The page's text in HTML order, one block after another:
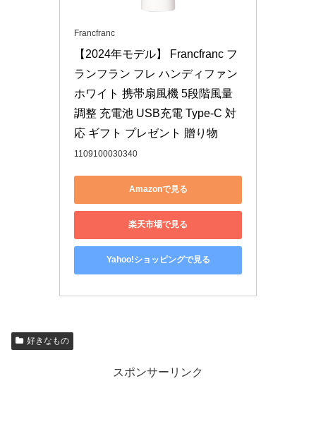
Francfranc
【2024年モデル】 Francfranc フ
ランフラン フレ ハンディファン
ホワイト 携帯扇風機 5段階風量
調整 充電池 USB充電 Type-C 対
応 ギフト プレゼント 贈り物
1109100030340
Amazonで見る
楽天市場で見る
Yahoo!ショッピングで見る
好きなもの
スポンサーリンク